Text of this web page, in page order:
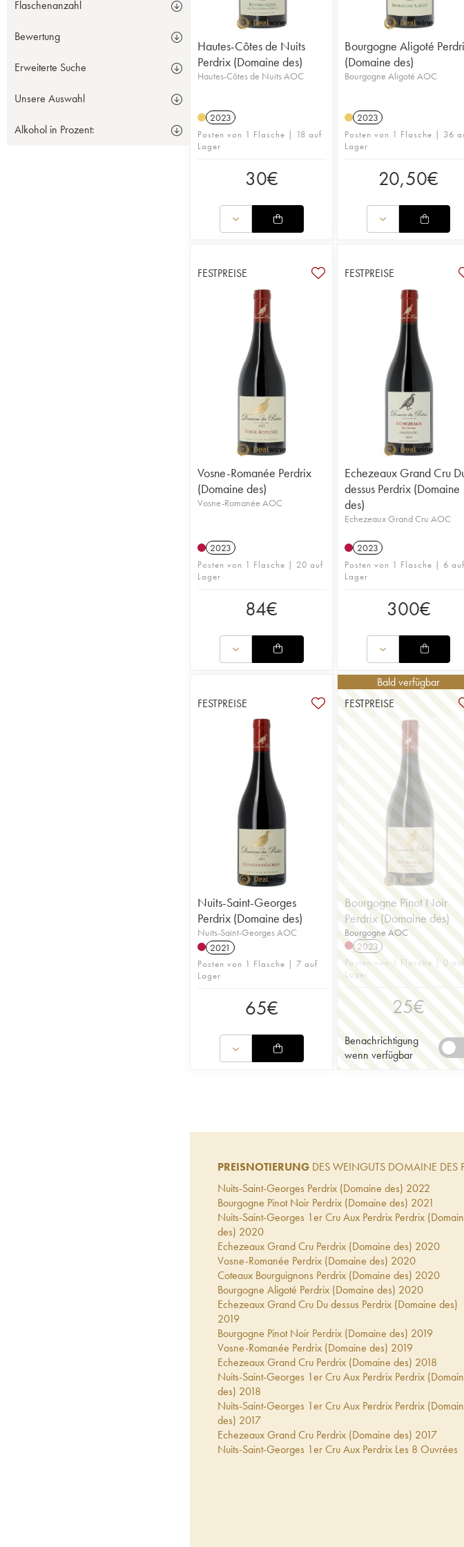
Flaschenanzahl
Bewertung
Erweiterte Suche
Unsere Auswahl
Alkohol in Prozent:
Hautes-Côtes de Nuits
Perdrix (Domaine des)
Hautes-Côtes de Nuits AOC
2023
Posten von 1 Flasche | 18 auf
Lager
30€
Bourgogne Aligoté
(Domaine des)
Bourgogne Aligoté AOC
2023
Posten von 1 Flasche | 36
Lager
20,50€
FESTPREISE
Vosne-Romanée Perdrix
(Domaine des)
Vosne-Romanée AOC
2023
Posten von 1 Flasche | 20 auf
Lager
84€
FESTPREISE
Echezeaux Grand Cru
dessus Perdrix (Domaine
des)
Echezeaux Grand Cru AOC
2023
Posten von 1 Flasche | 6 auf
Lager
300€
FESTPREISE
Nuits-Saint-Georges
Perdrix (Domaine des)
Nuits-Saint-Georges AOC
2021
Posten von 1 Flasche | 7 auf
Lager
65€
Bald verfügbar
FESTPREISE
Bourgogne Pinot Noir
Perdrix (Domaine des)
Bourgogne AOC
2023
Posten von 1 Flasche | 0 auf
Lager
25€
Benachrichtigung
wenn verfügbar
PREISNOTIERUNG DES WEINGUTS DOMAINE DES
Nuits-Saint-Georges Perdrix (Domaine des) 2022
Bourgogne Pinot Noir Perdrix (Domaine des) 2021
Nuits-Saint-Georges 1er Cru Aux Perdrix Perdrix
des) 2020
Echezeaux Grand Cru Perdrix (Domaine des) 2020
Vosne-Romanée Perdrix (Domaine des) 2020
Coteaux Bourguignons Perdrix (Domaine des) 2020
Bourgogne Aligoté Perdrix (Domaine des) 2020
Echezeaux Grand Cru Du dessus Perdrix (Domaine des)
2019
Bourgogne Pinot Noir Perdrix (Domaine des) 2019
Vosne-Romanée Perdrix (Domaine des) 2019
Echezeaux Grand Cru Perdrix (Domaine des) 2018
Nuits-Saint-Georges 1er Cru Aux Perdrix Perdrix
des) 2018
Nuits-Saint-Georges 1er Cru Aux Perdrix Perdrix
des) 2017
Echezeaux Grand Cru Perdrix (Domaine des) 2017
Nuits-Saint-Georges 1er Cru Aux Perdrix Les 8 Ouvrées